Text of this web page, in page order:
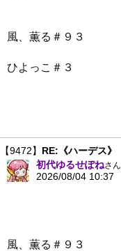
風、薫る＃９３
ひよっこ＃３
【9472】 RE:《ハーデス》
初代ゆるせぽねさん
2026/08/04 10:37
風、薫る＃９３